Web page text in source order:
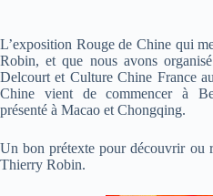
L’exposition Rouge de Chine qui
Robin, et que nous avons
Delcourt et Culture Chine France
Chine vient de commencer à
présenté à Macao et Chongqing.
Un bon prétexte pour découvrir ou
Thierry Robin.